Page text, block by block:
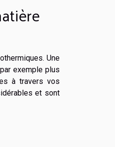
Une
exemple plus
à travers vos
et sont